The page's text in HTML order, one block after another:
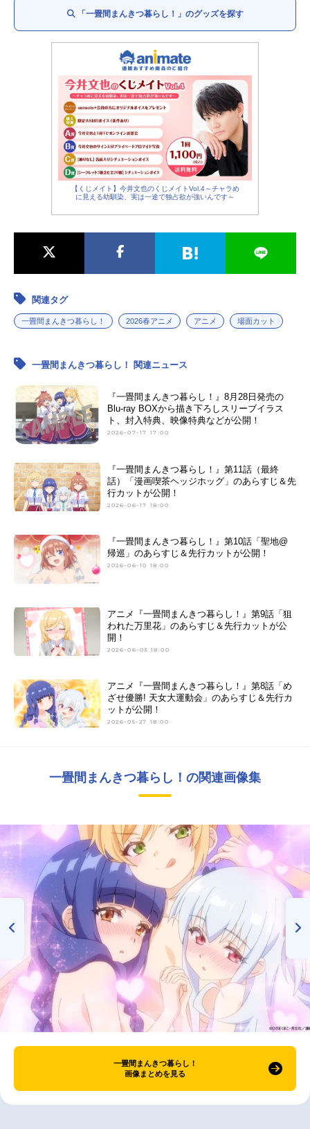
「一畳間まんきつ暮らし！」のグッズを探す
【くじメイト】今井文也のくじメイトVol.4～チャラめ
に見える幼馴染、実は一途で独占欲が強いんです～
関連タグ
一畳間まんきつ暮らし！ 2026春アニメ アニメ 場面カット
一畳間まんきつ暮らし！ 関連ニュース
『一畳間まんきつ暮らし！』8月28日発売の
Blu-ray BOXから描き下ろしスリーブイラス
ト、封入特典、映像特典などが公開！
2026-07-17 17:00
『一畳間まんきつ暮らし！』第11話（最終
話）「漫画喫茶ヘッジホッグ」のあらすじ＆先
行カットが公開！
2026-06-17 18:00
『一畳間まんきつ暮らし！』第10話「聖地@
帰巡」のあらすじ＆先行カットが公開！
2026-06-10 18:00
アニメ『一畳間まんきつ暮らし！』第9話「狙
われた万里花」のあらすじ＆先行カットが公
開！
2026-06-03 18:00
アニメ『一畳間まんきつ暮らし！』第8話「め
ざせ優勝! 天女大運動会」のあらすじ＆先行カ
ットが公開！
2026-05-27 18:00
一畳間まんきつ暮らし！の関連画像集
一畳間まんきつ暮らし！
画像まとめを見る